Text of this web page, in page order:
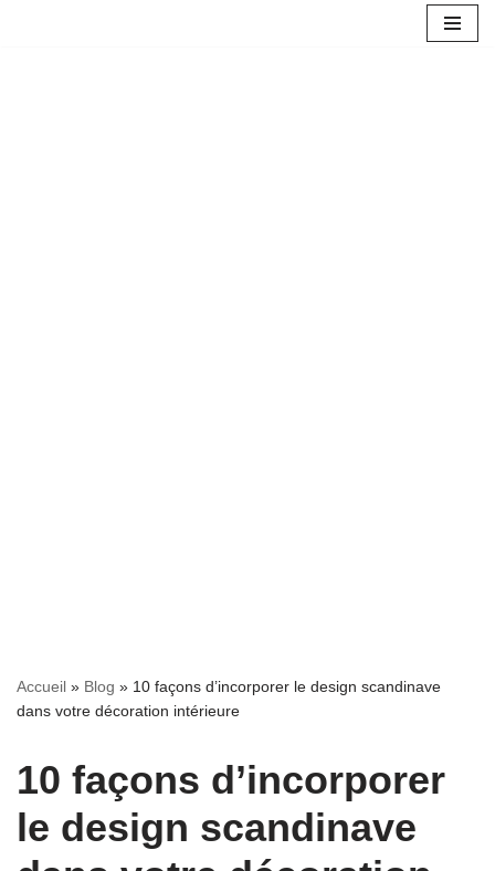
Accueil » Blog » 10 façons d’incorporer le design scandinave
dans votre décoration intérieure
10 façons d’incorporer
le design scandinave